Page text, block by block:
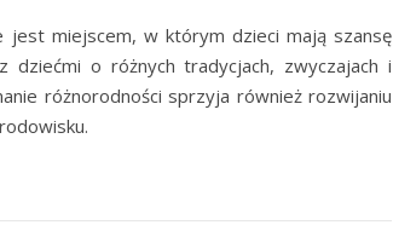
jest miejscem, w którym dzieci mają szansę
dziećmi o różnych tradycjach, zwyczajach i
różnorodności sprzyja również rozwijaniu